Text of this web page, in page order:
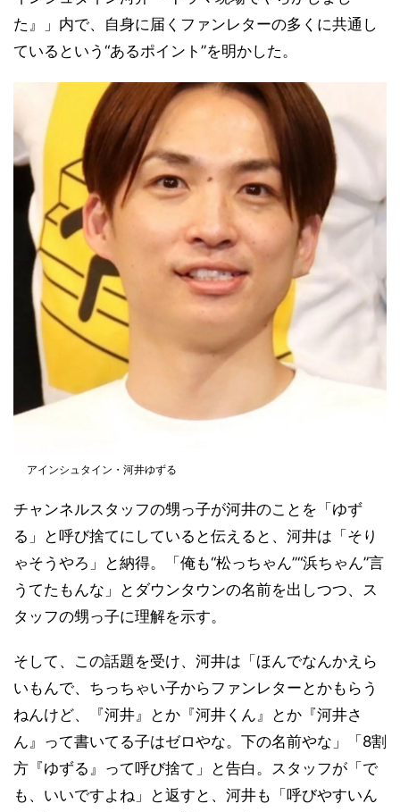
た』」内で、自身に届くファンレターの多くに共通し
ているという“あるポイント”を明かした。
アインシュタイン・河井ゆずる
チャンネルスタッフの甥っ子が河井のことを「ゆず
る」と呼び捨てにしていると伝えると、河井は「そり
ゃそうやろ」と納得。「俺も“松っちゃん”“浜ちゃん”言
うてたもんな」とダウンタウンの名前を出しつつ、ス
タッフの甥っ子に理解を示す。
そして、この話題を受け、河井は「ほんでなんかえら
いもんで、ちっちゃい子からファンレターとかもらう
ねんけど、『河井』とか『河井くん』とか『河井さ
ん』って書いてる子はゼロやな。下の名前やな」「8割
方『ゆずる』って呼び捨て」と告白。スタッフが「で
も、いいですよね」と返すと、河井も「呼びやすいん